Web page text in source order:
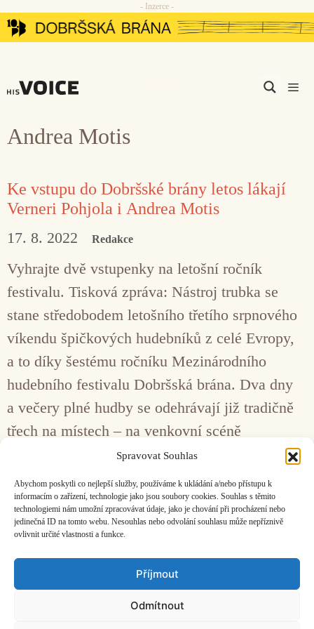
Spravovat Souhlas
Abychom poskytli co nejlepší služby, používáme k ukládání a/nebo přístupu k
informacím o zařízení, technologie jako jsou soubory cookies. Souhlas s těmito
technologiemi nám umožní zpracovávat údaje, jako je chování při procházení nebo
jedinečná ID na tomto webu. Nesouhlas nebo odvolání souhlasu může nepříznivě
ovlivnit určité vlastnosti a funkce.
Příjmout
Odmítnout
Přeskočit
na
- Inzerce -
Andrea Motis
Ke vstupu do Dobršské brány letos lákají
Verneri Pohjola i Andrea Motis
17. 8. 2022 Redakce
Vyhrajte dvě vstupenky na letošní ročník
festivalu. Tisková zpráva: Nástroj trubka se
stane středobodem letošního třetího srpnového
víkendu špičkových hudebníků z celé Evropy,
a to díky šestému ročníku Mezinárodního
hudebního festivalu Dobršská brána. Dva dny
a večery plné hudby se odehrávají již tradičně
třech na místech – na venkovní scéně
u barokního zámku, v gotickém kostela, nebo
pod korunou stromů na stinném trávníku u věže
románské zvonice …Číst více…